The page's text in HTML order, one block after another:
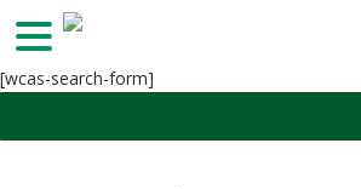
k
p
[wcas-search-form]